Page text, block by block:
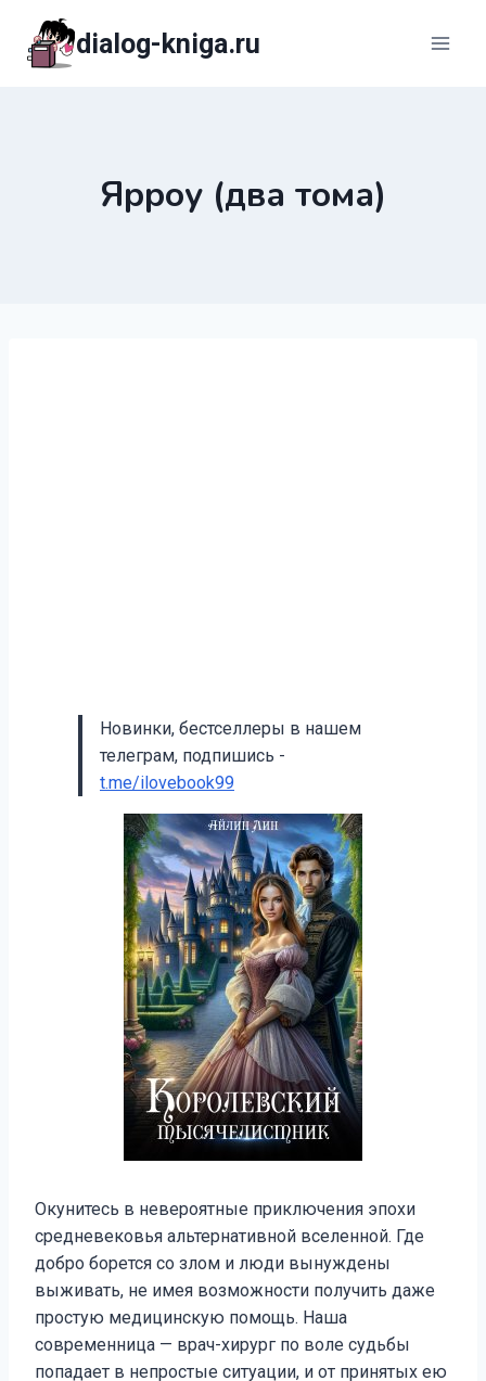
содержимому
dialog-kniga.ru
Ярроу (два тома)
Новинки, бестселлеры в нашем
телеграм, подпишись -
t.me/ilovebook99
Окунитесь в невероятные приключения эпохи
средневековья альтернативной вселенной. Где
добро борется со злом и люди вынуждены
выживать, не имея возможности получить даже
простую медицинскую помощь. Наша
современница — врач-хирург по воле судьбы
попадает в непростые ситуации, и от принятых ею